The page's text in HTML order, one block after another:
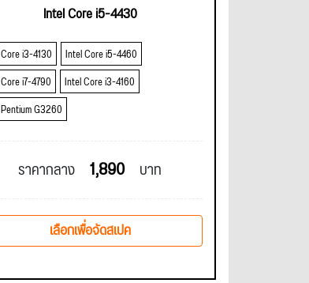
Intel Core i5-4430
i3-4130
Intel Core i5-4460
i7-4790
Intel Core i3-4160
G3260
ราคากลาง 1,890 บาท
เลือกเพื่อจัดสเปค